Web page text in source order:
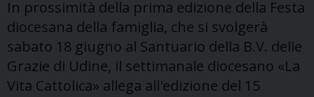
In prossimità della prima edizione della Festa
diocesana della famiglia, che si svolgerà
sabato 18 giugno al Santuario della B.V. delle
Grazie di Udine, il settimanale diocesano «La
Vita Cattolica» allega all'edizione del 15